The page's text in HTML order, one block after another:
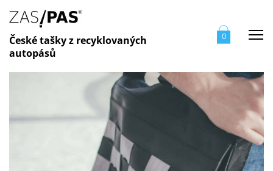
České tašky z recyklovaných
autopásů
0